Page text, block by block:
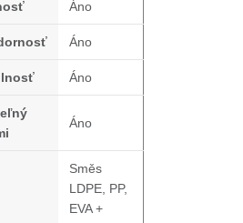
Áno
Áno
Áno
Áno
Směs
LDPE, PP,
EVA +